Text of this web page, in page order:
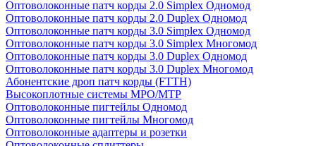
Оптоволоконные патч корды 2.0 Simplex Одномод
Оптоволоконные патч корды 2.0 Duplex Одномод
Оптоволоконные патч корды 3.0 Simplex Одномод
Оптоволоконные патч корды 3.0 Simplex Многомод
Оптоволоконные патч корды 3.0 Duplex Одномод
Оптоволоконные патч корды 3.0 Duplex Многомод
Абонентские дроп патч корды (FTTH)
Высокоплотные системы MPO/MTP
Оптоволоконные пигтейлы Одномод
Оптоволоконные пигтейлы Многомод
Оптоволоконные адаптеры и розетки